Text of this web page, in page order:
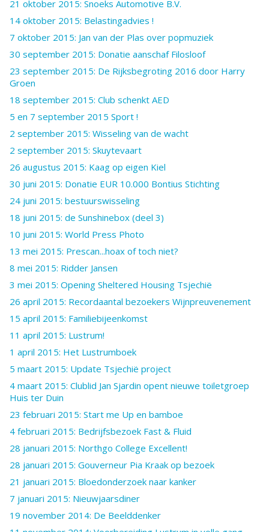
21 oktober 2015: Snoeks Automotive B.V.
14 oktober 2015: Belastingadvies !
7 oktober 2015: Jan van der Plas over popmuziek
30 september 2015: Donatie aanschaf Filosloof
23 september 2015: De Rijksbegroting 2016 door Harry
Groen
18 september 2015: Club schenkt AED
5 en 7 september 2015 Sport !
2 september 2015: Wisseling van de wacht
2 september 2015: Skuytevaart
26 augustus 2015: Kaag op eigen Kiel
30 juni 2015: Donatie EUR 10.000 Bontius Stichting
24 juni 2015: bestuurswisseling
18 juni 2015: de Sunshinebox (deel 3)
10 juni 2015: World Press Photo
13 mei 2015: Prescan...hoax of toch niet?
8 mei 2015: Ridder Jansen
3 mei 2015: Opening Sheltered Housing Tsjechië
26 april 2015: Recordaantal bezoekers Wijnpreuvenement
15 april 2015: Familiebijeenkomst
11 april 2015: Lustrum!
1 april 2015: Het Lustrumboek
5 maart 2015: Update Tsjechië project
4 maart 2015: Clublid Jan Sjardin opent nieuwe toiletgroep
Huis ter Duin
23 februari 2015: Start me Up en bamboe
4 februari 2015: Bedrijfsbezoek Fast & Fluid
28 januari 2015: Northgo College Excellent!
28 januari 2015: Gouverneur Pia Kraak op bezoek
21 januari 2015: Bloedonderzoek naar kanker
7 januari 2015: Nieuwjaarsdiner
19 november 2014: De Beelddenker